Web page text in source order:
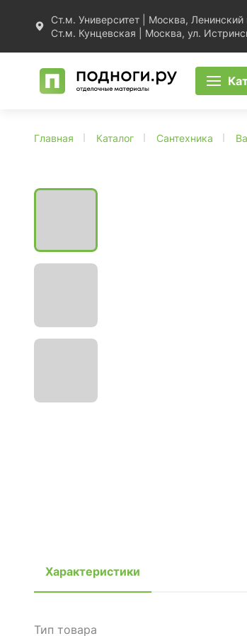
Ст.м. Университет | Москва, Ленинский
Ст.м. Кунцевская | Москва, ул.
Главная Каталог Сантехника
Характеристики
Тип товара